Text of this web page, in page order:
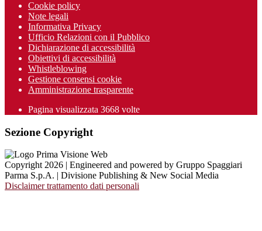
Cookie policy
Note legali
Informativa Privacy
Ufficio Relazioni con il Pubblico
Dichiarazione di accessibilità
Obiettivi di accessibilità
Whistleblowing
Gestione consensi cookie
Amministrazione trasparente
Pagina visualizzata 3668 volte
Sezione Copyright
Copyright 2026 | Engineered and powered by Gruppo Spaggiari
Parma S.p.A. | Divisione Publishing & New Social Media
Disclaimer trattamento dati personali